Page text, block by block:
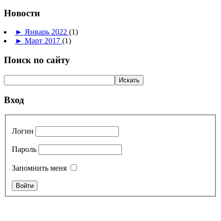
Новости
► Январь 2022 (1)
► Март 2017 (1)
Поиск по сайту
Вход
Логин
Пароль
Запомнить меня